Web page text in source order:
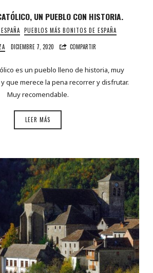
UN PUEBLO CON HISTORIA.
PUEBLOS MÁS BONITOS DE ESPAÑA
DICIEMBRE 7, 2020 COMPARTIR
es un pueblo lleno de historia, muy
que merece la pena recorrer y disfrutar.
Muy recomendable.
LEER MÁS